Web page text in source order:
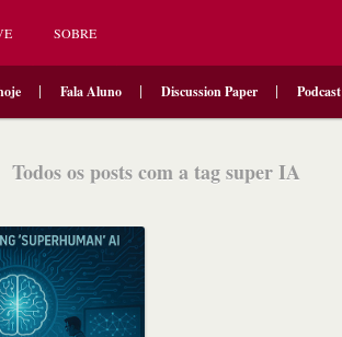
SOBRE
Fala Aluno Discussion Paper Podcast
Todos os posts com a tag super IA